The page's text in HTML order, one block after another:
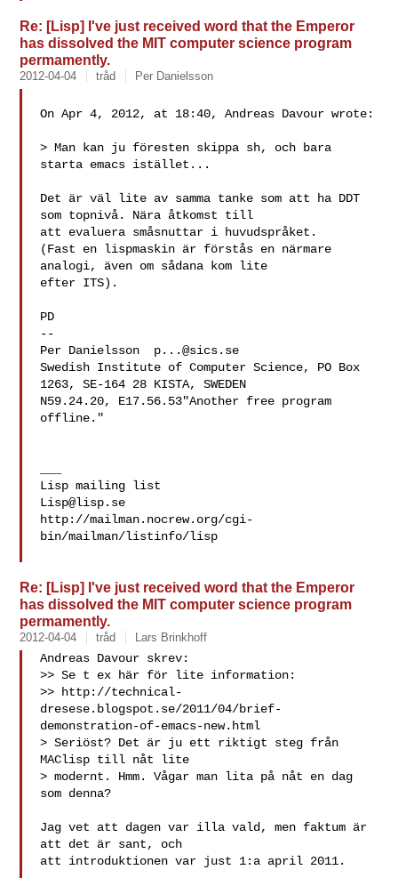
Re: [Lisp] I've just received word that the Emperor
has dissolved the MIT computer science program
permamently.
2012-04-04 tråd Per Danielsson
On Apr 4, 2012, at 18:40, Andreas Davour wrote:
> Man kan ju föresten skippa sh, och bara
starta emacs istället...
Det är väl lite av samma tanke som att ha DDT
som topnivå. Nära åtkomst till
att evaluera småsnuttar i huvudspråket.
(Fast en lispmaskin är förstås en närmare
analogi, även om sådana kom lite
efter ITS).
PD
--
Per Danielsson p...@sics.se
Swedish Institute of Computer Science, PO Box
1263, SE-164 28 KISTA, SWEDEN
N59.24.20, E17.56.53"Another free program
offline."
Lisp@lisp.se
http://mailman.nocrew.org/cgi-
bin/mailman/listinfo/lisp
Re: [Lisp] I've just received word that the Emperor
has dissolved the MIT computer science program
permamently.
2012-04-04 tråd Lars Brinkhoff
Andreas Davour skrev:
>> Se t ex här för lite information:
>> http://technical-
dresese.blogspot.se/2011/04/brief-
demonstration-of-emacs-new.html
> Seriöst? Det är ju ett riktigt steg från
MAClisp till nåt lite
> modernt. Hmm. Vågar man lita på nåt en dag
som denna?
Jag vet att dagen var illa vald, men faktum är
att det är sant, och
att introduktionen var just 1:a april 2011.